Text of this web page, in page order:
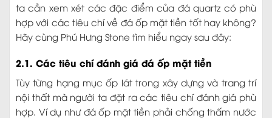
ta cần xem xét các đặc điểm của đá quartz có phù
hợp với các tiêu chí về đá ốp mặt tiền tốt hay không?
Hãy cùng Phú Hưng Stone tìm hiểu ngay sau đây:
2.1. Các tiêu chí đánh giá đá ốp mặt tiền
Tùy từng hạng mục ốp lát trong xây dựng và trang trí
nội thất mà người ta đặt ra các tiêu chí đánh giá phù
hợp. Ví dụ như đá ốp mặt tiền phải chống thấm nước